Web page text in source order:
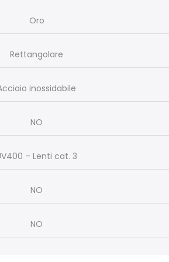
Oro
Rettangolare
inossidabile
NO
– Lenti cat. 3
NO
NO